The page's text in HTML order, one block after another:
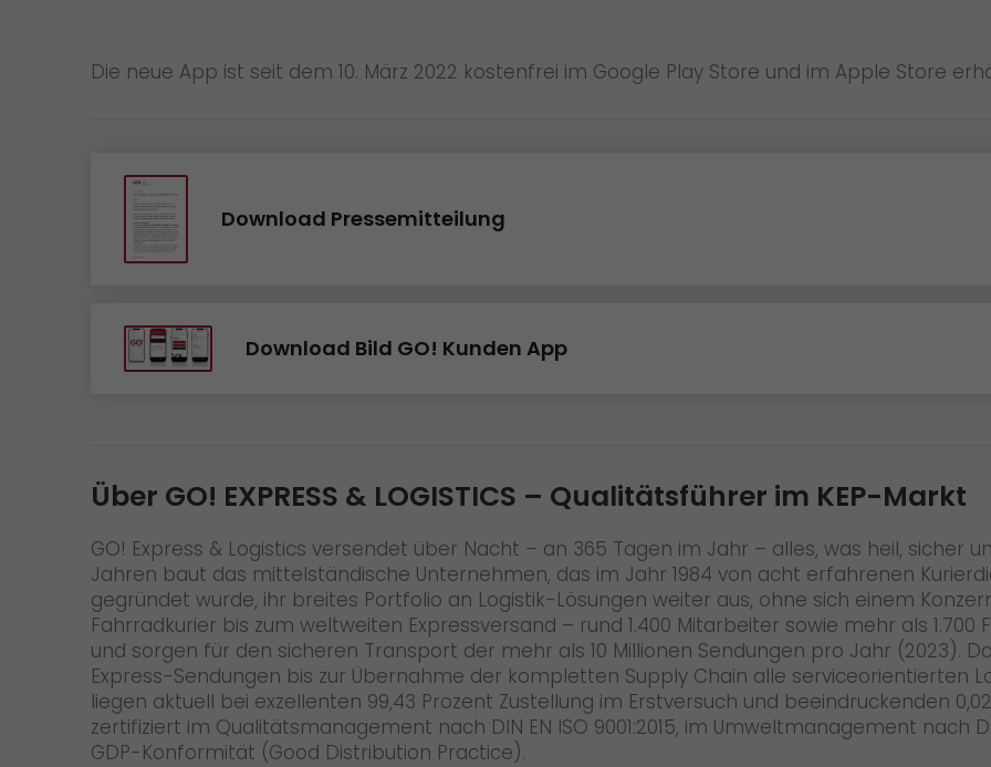
Die neue App ist seit dem 10. März 2022 kostenfrei im Google Play Store und im Apple Store
Download Pressemitteilung
Download Bild GO! Kunden App
Über GO! EXPRESS & LOGISTICS – Qualitätsführer im KEP-Markt
GO! Express & Logistics versendet über Nacht – an 365 Tagen im Jahr – alles, was heil, sicher
Jahren baut das mittelständische Unternehmen, das im Jahr 1984 von acht erfahrenen
gegründet wurde, ihr breites Portfolio an Logistik-Lösungen weiter aus, ohne sich einem
Fahrradkurier bis zum weltweiten Expressversand – rund 1.400 Mitarbeiter sowie mehr als 1.700
und sorgen für den sicheren Transport der mehr als 10 Millionen Sendungen pro Jahr (2023).
Express-Sendungen bis zur Übernahme der kompletten Supply Chain alle serviceorientierten
liegen aktuell bei exzellenten 99,43 Prozent Zustellung im Erstversuch und beeindruckenden
zertifiziert im Qualitätsmanagement nach DIN EN ISO 9001:2015, im Umweltmanagement nach
GDP-Konformität (Good Distribution Practice).